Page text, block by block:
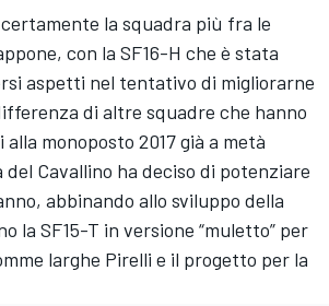
la squadra più fra le
con la SF16-H che è stata
aspetti nel tentativo di migliorarne
di altre squadre che hanno
monoposto 2017 già a metà
Cavallino ha deciso di potenziare
abbinando allo sviluppo della
la SF15-T in versione “muletto” per
larghe Pirelli e il progetto per la